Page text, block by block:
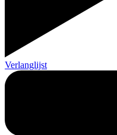
Verlanglijst